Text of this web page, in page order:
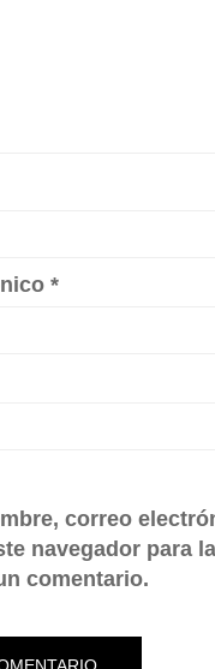
*
correo
navegador para
comentario.